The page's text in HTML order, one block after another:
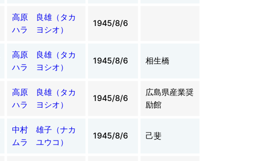
高原 良雄（タカ
ハラ ヨシオ）
1945/8/6
高原 良雄（タカ
ハラ ヨシオ）
1945/8/6 相生橋
高原 良雄（タカ
ハラ ヨシオ）
1945/8/6
広島県産業奨
励館
中村 雄子（ナカ
ムラ ユウコ）
1945/8/6 己斐